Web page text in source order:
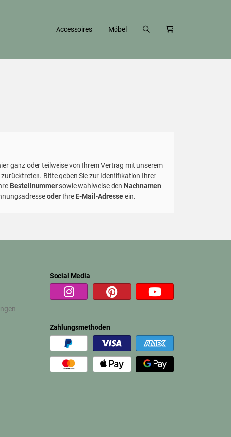
Accessoires Möbel
ganz oder teilweise von Ihrem Vertrag mit unserem
zurücktreten. Bitte geben Sie zur Identifikation Ihrer
Bestellnummersowie wahlweise den Nachnamen
oder Ihre E-Mail-Adresseein.
Social Media
Zahlungsmethoden